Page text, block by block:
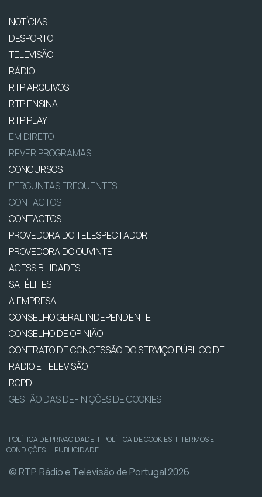
NOTÍCIAS
DESPORTO
TELEVISÃO
RÁDIO
RTP ARQUIVOS
RTP ENSINA
RTP PLAY
EM DIRETO
REVER PROGRAMAS
CONCURSOS
PERGUNTAS FREQUENTES
CONTACTOS
CONTACTOS
PROVEDORA DO TELESPECTADOR
PROVEDORA DO OUVINTE
ACESSIBILIDADES
SATÉLITES
A EMPRESA
CONSELHO GERAL INDEPENDENTE
CONSELHO DE OPINIÃO
CONTRATO DE CONCESSÃO DO SERVIÇO PÚBLICO DE
RÁDIO E TELEVISÃO
RGPD
GESTÃO DAS DEFINIÇÕES DE COOKIES
POLÍTICA DE PRIVACIDADE | POLÍTICA DE COOKIES | TERMOS E
CONDIÇÕES | PUBLICIDADE
© RTP, Rádio e Televisão de Portugal 2026